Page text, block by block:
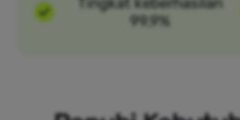
99,9%